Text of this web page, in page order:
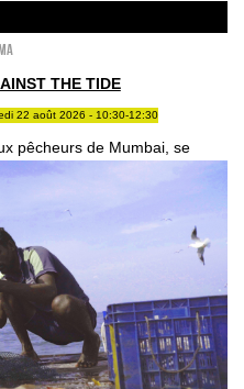
THE TIDE
22 août 2026 - 10:30-12:30
pêcheurs de Mumbai, se